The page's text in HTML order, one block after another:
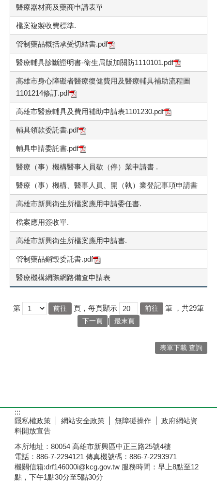
醫療器材商及藥商申請表單
檔案複製收費標準.
管制藥品概括承受切結書.pdf
醫療輔具診斷證明書-衛生局版加關防1110101.pdf
高雄市身心障礙者醫療復健費用及醫療輔具補助流程圖
1101214修訂.pdf
高雄市醫療輔具及費用補助申請表1101230.pdf
輔具領款委託書.pdf
輔具申請委託書.pdf
醫療（事）機構醫事人員歇（停）業申請書 .
醫療（事）機構、醫事人員、開（執）業登記事項申請書
高雄市新興衛生所檔案應用申請委任書.
檔案應用簽收單.
高雄市新興衛生所檔案應用申請書.
管制藥品銷毀委託書.pdf
醫療機構網際網路備查申請表
第 頁，每頁顯示 筆 ，共29筆
下一頁 | 最末頁
表單下載 查詢
:::
隱私權政策
網站安全政策 無障礙操作
政府網站資
料開放宣告
本所地址：80054 高雄市新興區中正三路25號4樓
電話：886-7-2294121 傳真機號碼：886-7-2293971
機關信箱:drf146000i@kcg.gov.tw 服務時間：早上8點至12
點，下午1點30分至5點30分